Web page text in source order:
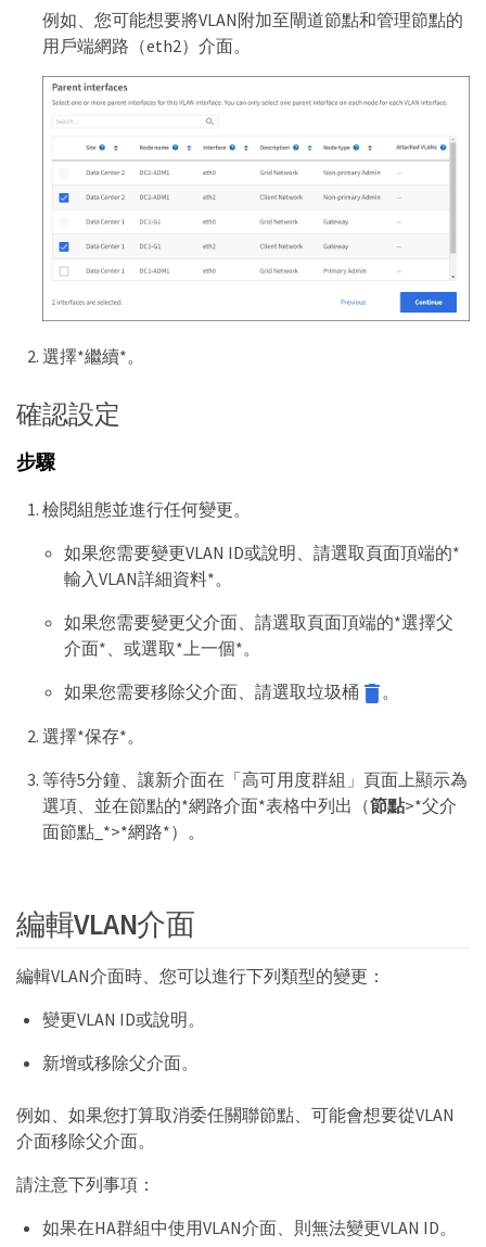
例如、您可能想要將VLAN附加至閘道節點和管理節點的
用戶端網路（eth2）介面。
選擇*繼續*。
確認設定
步驟
檢閱組態並進行任何變更。
如果您需要變更VLAN ID或說明、請選取頁面頂端的*
輸入VLAN詳細資料*。
如果您需要變更父介面、請選取頁面頂端的*選擇父
介面*、或選取*上一個*。
如果您需要移除父介面、請選取垃圾桶
。
選擇*保存*。
等待5分鐘、讓新介面在「高可用度群組」頁面上顯示為
選項、並在節點的*網路介面*表格中列出（節點>*父介
面節點_*>*網路*）。
編輯VLAN介面
編輯VLAN介面時、您可以進行下列類型的變更：
變更VLAN ID或說明。
新增或移除父介面。
例如、如果您打算取消委任關聯節點、可能會想要從VLAN
介面移除父介面。
請注意下列事項：
如果在HA群組中使用VLAN介面、則無法變更VLAN ID。